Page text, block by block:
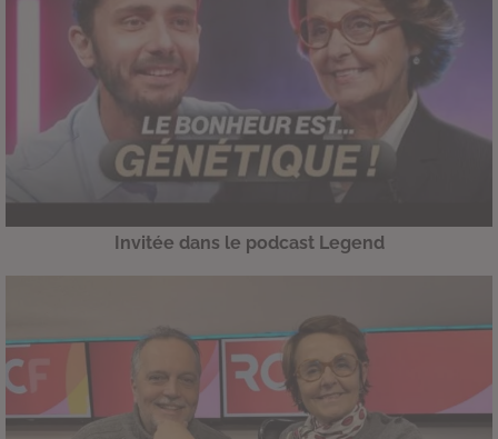
Invitée dans le podcast Legend